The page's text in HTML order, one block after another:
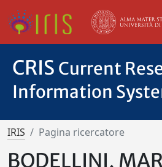
CRIS Current
Information
IRIS Pagina ricercatore
BODELLINI,